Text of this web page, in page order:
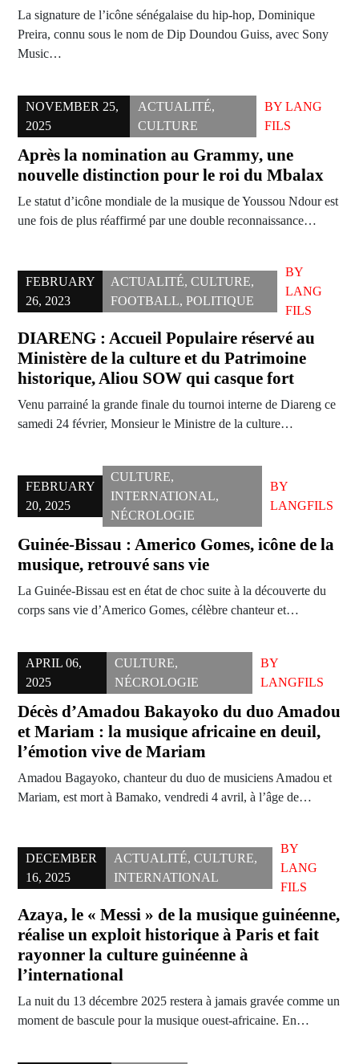
La signature de l’icône sénégalaise du hip-hop, Dominique
Preira, connu sous le nom de Dip Doundou Guiss, avec Sony
Music…
NOVEMBER 25,
2025
ACTUALITÉ,
CULTURE
BY LANG
FILS
Après la nomination au Grammy, une
nouvelle distinction pour le roi du Mbalax
Le statut d’icône mondiale de la musique de Youssou Ndour est
une fois de plus réaffirmé par une double reconnaissance…
FEBRUARY
26, 2023
ACTUALITÉ, CULTURE,
FOOTBALL, POLITIQUE
BY
LANG
FILS
DIARENG : Accueil Populaire réservé au
Ministère de la culture et du Patrimoine
historique, Aliou SOW qui casque fort
Venu parrainé la grande finale du tournoi interne de Diareng ce
samedi 24 février, Monsieur le Ministre de la culture…
FEBRUARY
20, 2025
CULTURE,
INTERNATIONAL,
NÉCROLOGIE
BY
LANGFILS
Guinée-Bissau : Americo Gomes, icône de la
musique, retrouvé sans vie
La Guinée-Bissau est en état de choc suite à la découverte du
corps sans vie d’Americo Gomes, célèbre chanteur et…
APRIL 06,
2025
CULTURE,
NÉCROLOGIE
BY
LANGFILS
Décès d’Amadou Bakayoko du duo Amadou
et Mariam : la musique africaine en deuil,
l’émotion vive de Mariam
Amadou Bagayoko, chanteur du duo de musiciens Amadou et
Mariam, est mort à Bamako, vendredi 4 avril, à l’âge de…
DECEMBER
16, 2025
ACTUALITÉ, CULTURE,
INTERNATIONAL
BY
LANG
FILS
Azaya, le « Messi » de la musique guinéenne,
réalise un exploit historique à Paris et fait
rayonner la culture guinéenne à
l’international
La nuit du 13 décembre 2025 restera à jamais gravée comme un
moment de bascule pour la musique ouest-africaine. En…